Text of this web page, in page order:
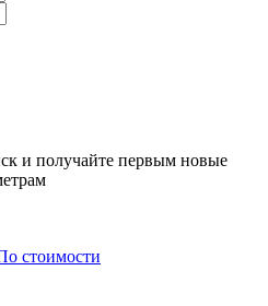
и получайте первым новые
стоимости